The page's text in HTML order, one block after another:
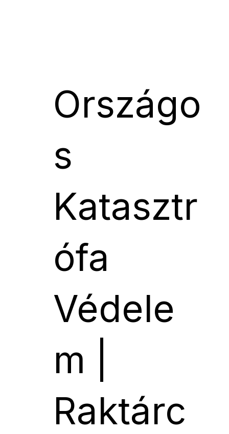
Országo
s
Katasztr
ófa
Védele
m |
Raktárc